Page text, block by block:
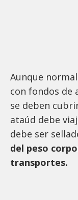
Aunque
con fondos de
se deben
ataúd debe
debe ser
del peso
transportes.